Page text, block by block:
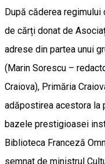
După căderea
de cărți donat de
adrese din partea unui
(Marin Sorescu –
Craiova), Primăria
adăpostirea acestora la
bazele prestigioasei
Biblioteca Franceză
semnat de ministrul